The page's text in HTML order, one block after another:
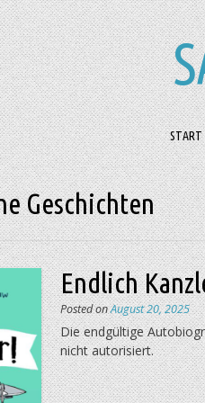
START
Geschichten
Endlich
Posted onAugust 20, 2025
Die endgültige
nicht autorisiert.